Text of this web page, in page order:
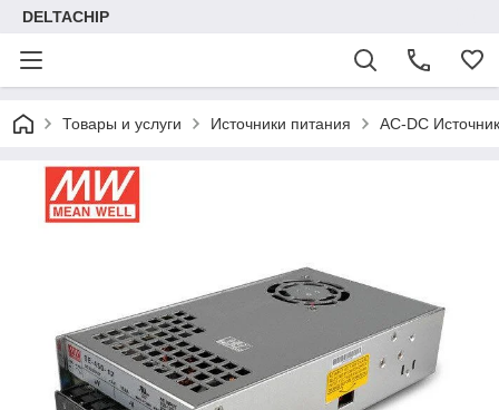
DELTACHIP
Товары и услуги Источники питания AC-DC